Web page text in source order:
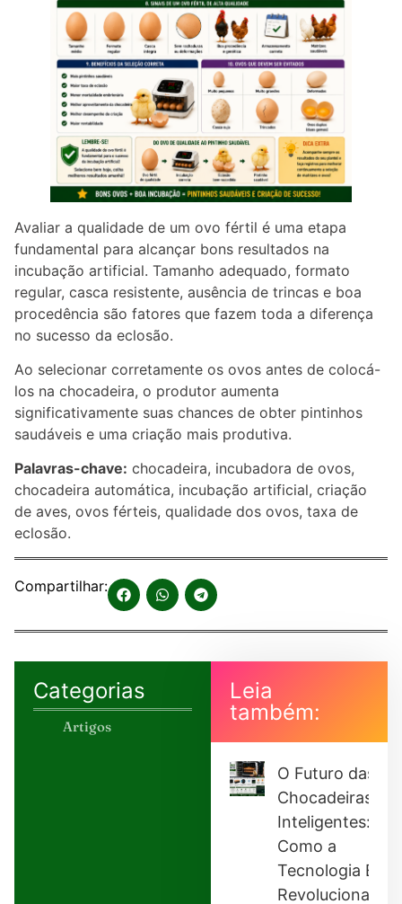
Avaliar a qualidade de um ovo fértil é uma etapa
fundamental para alcançar bons resultados na
incubação artificial. Tamanho adequado, formato
regular, casca resistente, ausência de trincas e boa
procedência são fatores que fazem toda a diferença
no sucesso da eclosão.
Ao selecionar corretamente os ovos antes de colocá-
los na chocadeira, o produtor aumenta
significativamente suas chances de obter pintinhos
saudáveis e uma criação mais produtiva.
Palavras-chave: chocadeira, incubadora de ovos,
chocadeira automática, incubação artificial, criação
de aves, ovos férteis, qualidade dos ovos, taxa de
eclosão.
Compartilhar:
Categorias
Artigos
Leia
também:
O Futuro das
Chocadeiras
Inteligentes:
Como a
Tecnologia Está
Revolucionando